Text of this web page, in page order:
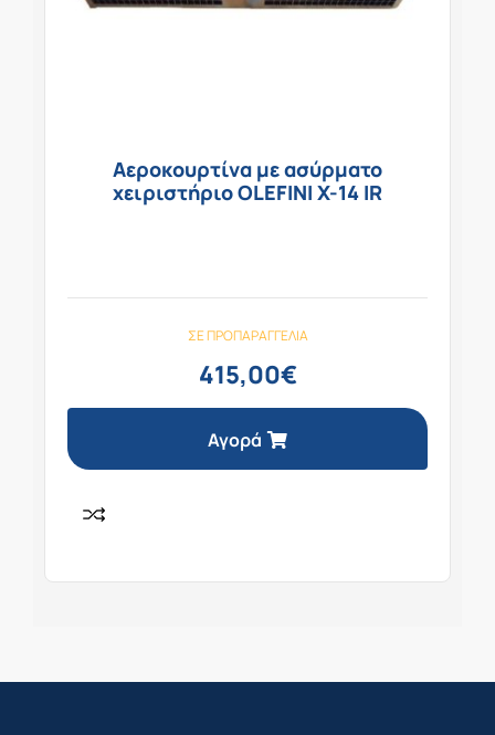
Αεροκουρτίνα με ασύρματο
χειριστήριο OLEFINI X-14 IR
ΣΕ ΠΡΟΠΑΡΑΓΓΕΛΊΑ
415,00€
Αγορά